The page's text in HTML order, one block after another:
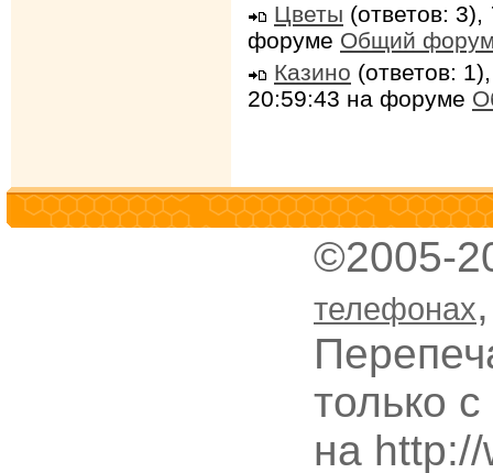
Цветы (ответов: 3),
форуме Общий
Казино (ответов:
20:59:43 на форуме
©2005-
телефонах
только
на